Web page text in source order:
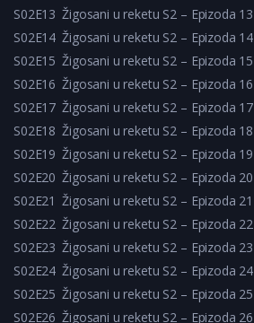
S02E13 Žigosani u reketu S2 – Epizoda 13
S02E14 Žigosani u reketu S2 – Epizoda 14
S02E15 Žigosani u reketu S2 – Epizoda 15
S02E16 Žigosani u reketu S2 – Epizoda 16
S02E17 Žigosani u reketu S2 – Epizoda 17
S02E18 Žigosani u reketu S2 – Epizoda 18
S02E19 Žigosani u reketu S2 – Epizoda 19
S02E20 Žigosani u reketu S2 – Epizoda 20
S02E21 Žigosani u reketu S2 – Epizoda 21
S02E22 Žigosani u reketu S2 – Epizoda 22
S02E23 Žigosani u reketu S2 – Epizoda 23
S02E24 Žigosani u reketu S2 – Epizoda 24
S02E25 Žigosani u reketu S2 – Epizoda 25
S02E26 Žigosani u reketu S2 – Epizoda 26